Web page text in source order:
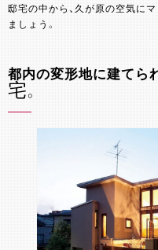
邸宅の中から、久が原の空気に
ましょう。
都内の変形地に建てら
宅。